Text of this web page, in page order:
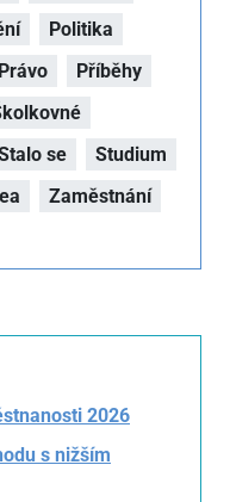
Politika
Právo
Příběhy
se
Studium
Zaměstnání
2026
s nižším